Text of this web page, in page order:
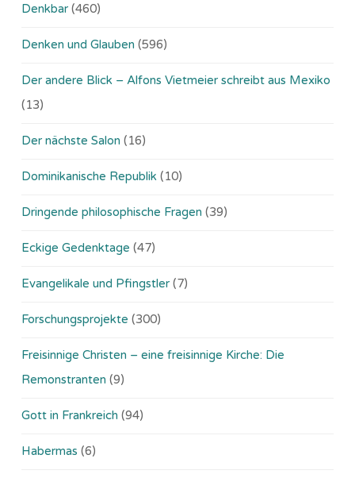
Denkbar (460)
Denken und Glauben (596)
Der andere Blick – Alfons Vietmeier schreibt aus Mexiko
(13)
Der nächste Salon (16)
Dominikanische Republik (10)
Dringende philosophische Fragen (39)
Eckige Gedenktage (47)
Evangelikale und Pfingstler (7)
Forschungsprojekte (300)
Freisinnige Christen – eine freisinnige Kirche: Die
Remonstranten (9)
Gott in Frankreich (94)
Habermas (6)